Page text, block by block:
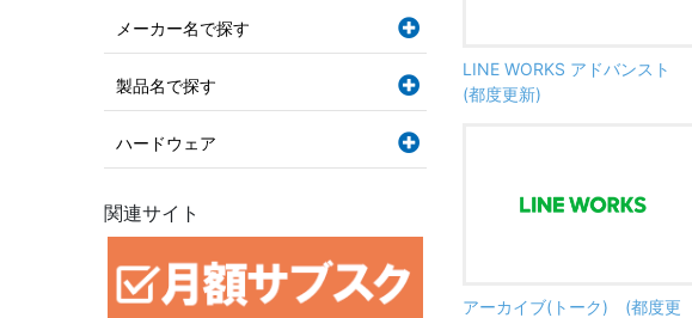
LINE WORKS アドバンスト
(都度更新)
アーカイブ(トーク) (都度更
メーカー名で探す
製品名で探す
ハードウェア
関連サイト